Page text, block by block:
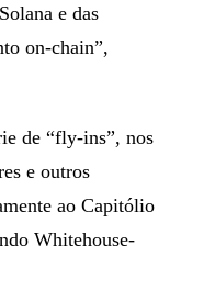
e das
on-chain”,
de “fly-ins”, nos
e outros
ao Capitólio
Whitehouse-